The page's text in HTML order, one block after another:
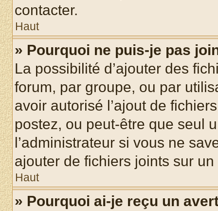
contacter.
Haut
» Pourquoi ne puis-je pas
La possibilité d’ajouter des
forum, par groupe, ou par
avoir autorisé l’ajout de
postez, ou peut-être que seul
l’administrateur si vous ne
ajouter de fichiers joints sur un
Haut
» Pourquoi ai-je reçu un